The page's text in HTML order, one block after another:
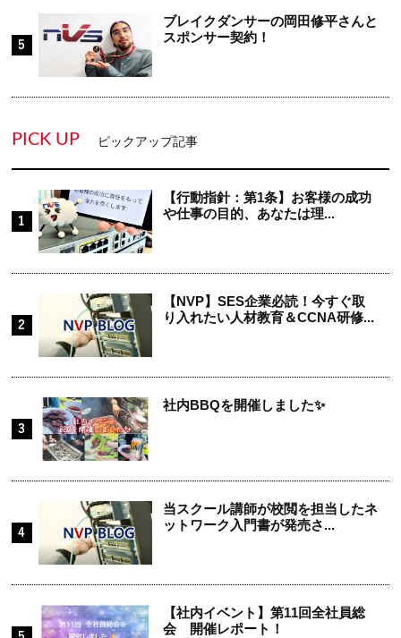
ブレイクダンサーの岡田修平さんと
スポンサー契約！
PICK UP ピックアップ記事
【行動指針：第1条】お客様の成功
や仕事の目的、あなたは理...
【NVP】SES企業必読！今すぐ取
り入れたい人材教育＆CCNA研修...
社内BBQを開催しました✨
当スクール講師が校閲を担当したネ
ットワーク入門書が発売さ...
【社内イベント】第11回全社員総
会 開催レポート！